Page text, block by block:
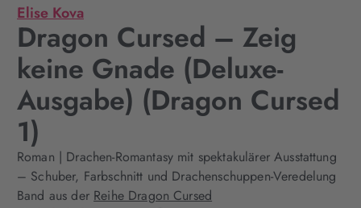
Elise Kova
Dragon Cursed – Zeig
keine Gnade (Deluxe-
Ausgabe) (Dragon Cursed
1)
Roman | Drachen-Romantasy mit spektakulärer Ausstattung
– Schuber, Farbschnitt und Drachenschuppen-Veredelung
Band aus der Reihe Dragon Cursed